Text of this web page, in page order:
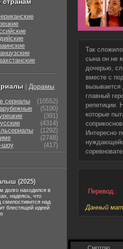
Так
сына он не
дочерью,
вместе с
главный
репетиции.
которые
Интересно
Перевод:
Данный
Дорамы
сериалы
(10552)
(5100)
(391)
(4314)
(1292)
(2748)
шоу
(417)
(2025)
долго находился в
надеясь, что
смилостивится над
блестящей идеей